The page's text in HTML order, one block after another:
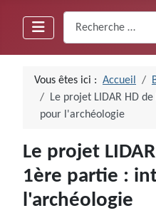
Vous êtes ici : Accueil
Le projet LIDAR HD
pour l'archéologie
Le projet
1ère partie :
l'archéologie